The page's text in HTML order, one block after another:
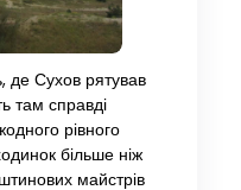
де Сухов рятував
там справді
рівного
більше ніж
майстрів